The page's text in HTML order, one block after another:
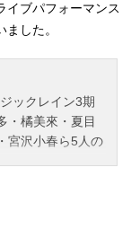
イブパフォーマンス
した。
ックレイン3期
・橘美來・夏目
宮沢小春ら5人の